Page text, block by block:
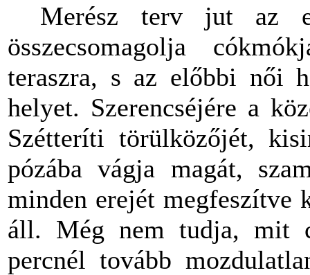
Merész terv jut az
összecsomagolja
teraszra, s az előbbi női
helyet. Szerencséjére a
Szétteríti törülközőjét,
pózába vágja magát,
minden erejét megfeszítve
áll. Még nem tudja, mit
percnél tovább